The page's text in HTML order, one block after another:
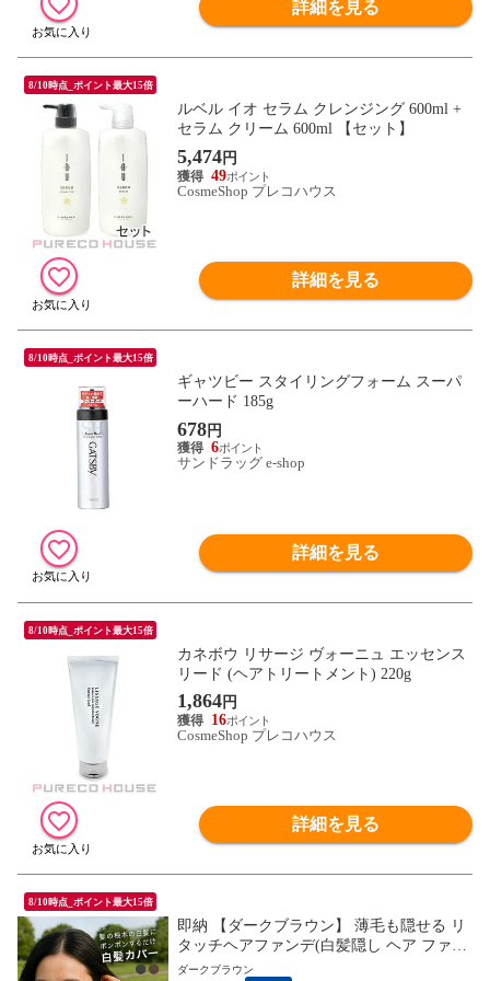
詳細を見る
8/10時点_ポイント最大15倍
ルベル イオ セラム クレンジング 600ml +
セラム クリーム 600ml 【セット】
5,474円
49
CosmeShop プレコハウス
詳細を見る
8/10時点_ポイント最大15倍
ギャツビー スタイリングフォーム スーパ
ーハード 185g
678円
6
サンドラッグ e-shop
詳細を見る
8/10時点_ポイント最大15倍
カネボウ リサージ ヴォーニュ エッセンス
リード (ヘアトリートメント) 220g
1,864円
16
CosmeShop プレコハウス
詳細を見る
8/10時点_ポイント最大15倍
即納 【ダークブラウン】 薄毛も隠せる リ
タッチヘアファンデ(白髪隠し ヘア ファン
デーション ヘアファンデーション 白髪 隠
ダークブラウン